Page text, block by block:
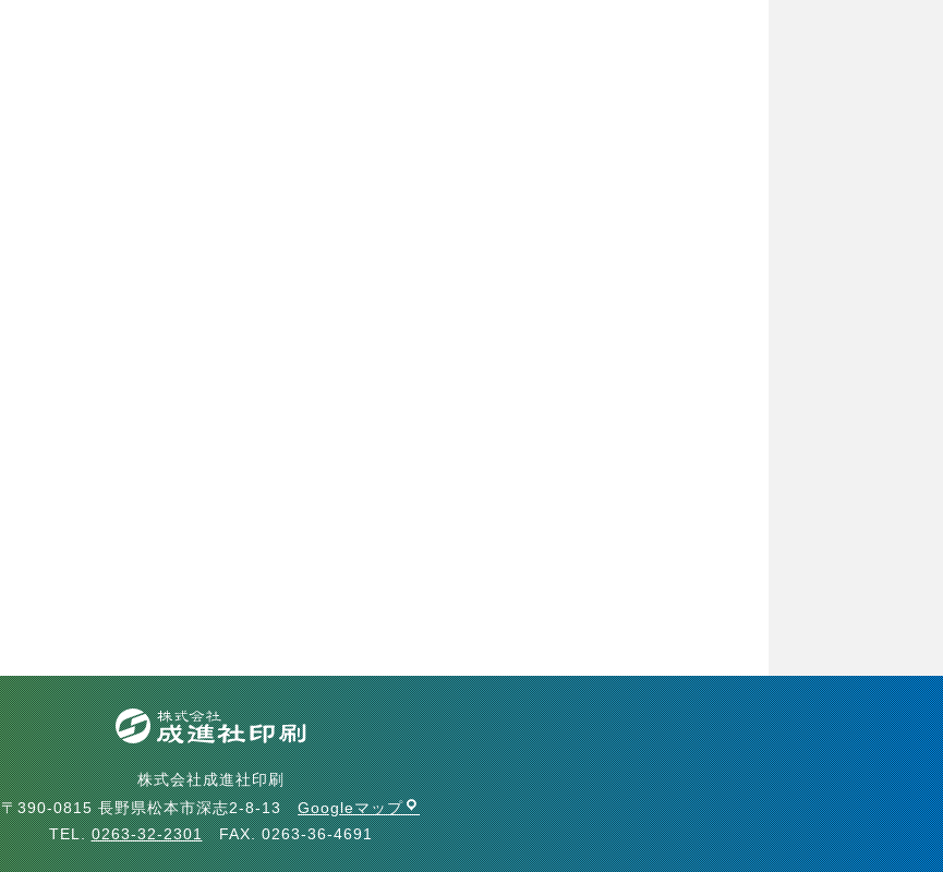
株式会社成進社印刷
〒390-0815 長野県松本市深志2-8-13Googleマップ
TEL.0263-32-2301FAX. 0263-36-4691